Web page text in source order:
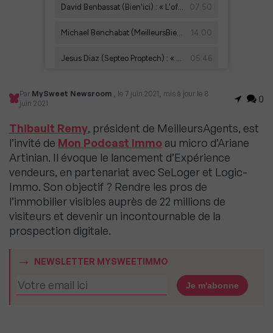
Par MySweet Newsroom , le 7 juin 2021, mis à jour le 8
juin 2021
0
Thibault Remy, président de MeilleursAgents, est
l’invité de Mon Podcast Immo au micro d’Ariane
Artinian. Il évoque le lancement d’Expérience
vendeurs, en partenariat avec SeLoger et Logic-
Immo. Son objectif ? Rendre les pros de
l’immobilier visibles auprès de 22 millions de
visiteurs et devenir un incontournable de la
prospection digitale.
NEWSLETTER MYSWEETIMMO